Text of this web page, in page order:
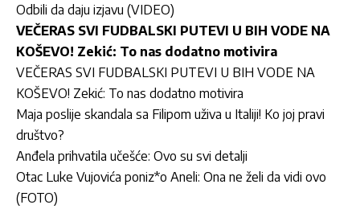
Odbili da daju izjavu (VIDEO)
VEČERAS SVI FUDBALSKI PUTEVI U BIH VODE NA
KOŠEVO! Zekić: To nas dodatno motivira
VEČERAS SVI FUDBALSKI PUTEVI U BIH VODE NA
KOŠEVO! Zekić: To nas dodatno motivira
Maja poslije skandala sa Filipom uživa u Italiji! Ko joj pravi
društvo?
Anđela prihvatila učešće: Ovo su svi detalji
Otac Luke Vujovića poniz*o Aneli: Ona ne želi da vidi ovo
(FOTO)